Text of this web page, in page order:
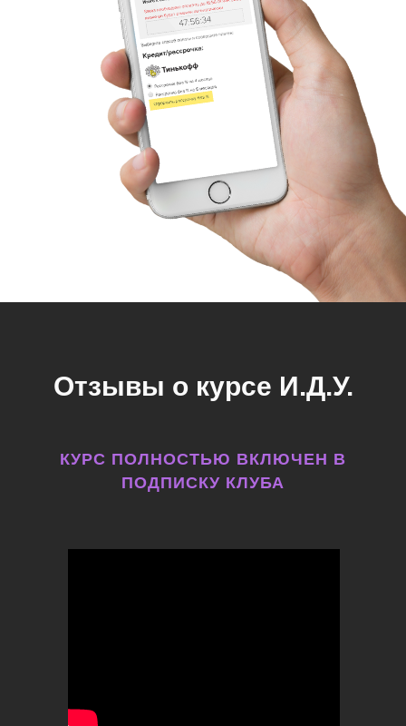
Отзывы о курсе И.Д.У.
КУРС ПОЛНОСТЬЮ ВКЛЮЧЕН В
ПОДПИСКУ КЛУБА